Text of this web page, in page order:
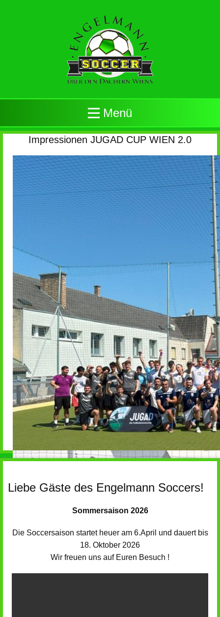
Menü
Impressionen JUGAD CUP WIEN 2.0
Liebe Gäste des Engelmann Soccers!
Sommersaison 2026
Die Soccersaison startet heuer am 6.April und dauert bis
18. Oktober 2026
Wir freuen uns auf Euren Besuch !